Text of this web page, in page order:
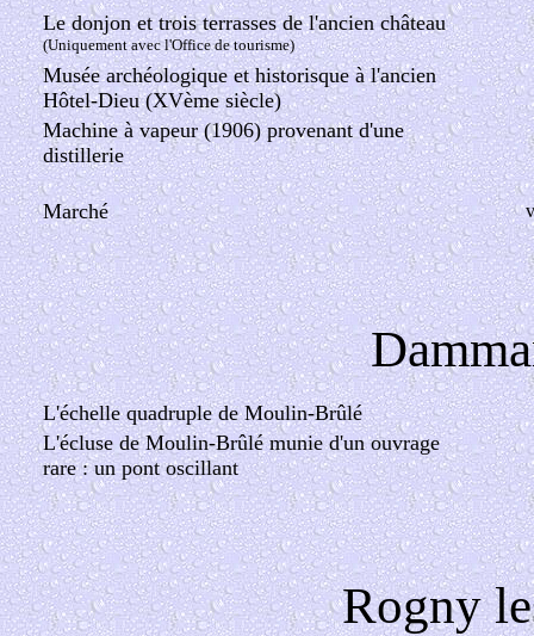
Le donjon et trois terrasses de l'ancien château
(Uniquement avec l'Office de tourisme)
Musée archéologique et historisque à l'ancien
Hôtel-Dieu (XVème siècle)
Machine à vapeur (1906) provenant d'une
distillerie
Marché
L'échelle quadruple de Moulin-Brûlé
L'écluse de Moulin-Brûlé munie d'un ouvrage
rare : un pont oscillant
Rogny